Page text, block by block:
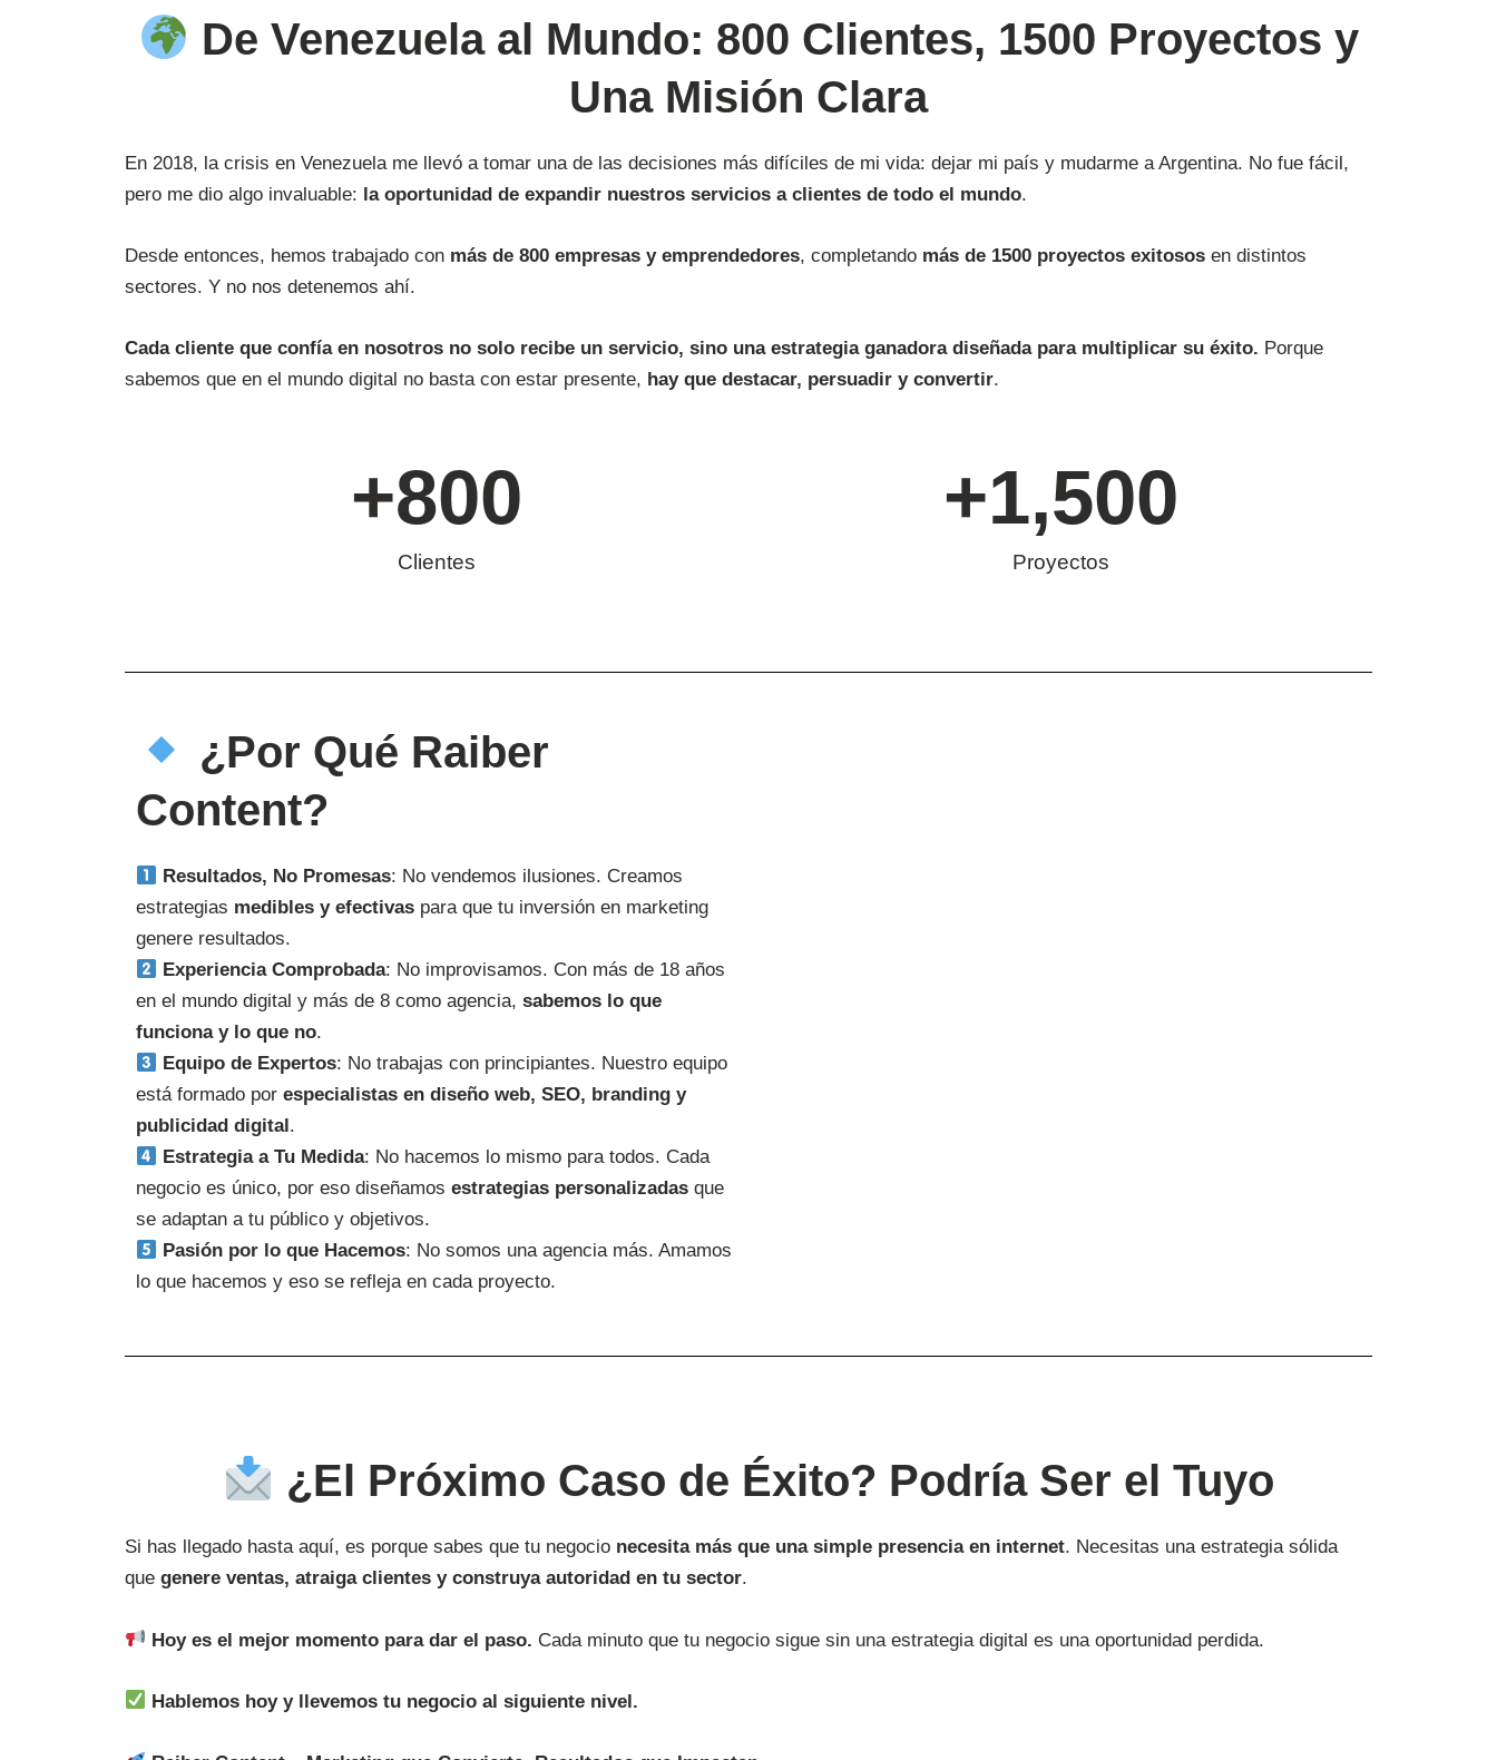
De Venezuela al Mundo: 800 Clientes, 1500 Proyectos y
Una Misión Clara
En 2018, la crisis en Venezuela me llevó a tomar una de las decisiones más difíciles de mi vida: dejar mi país y mudarme a Argentina. No fue fácil,
pero me dio algo invaluable: la oportunidad de expandir nuestros servicios a clientes de todo el mundo.
Desde entonces, hemos trabajado con más de 800 empresas y emprendedores, completando más de 1500 proyectos exitosos en distintos
sectores. Y no nos detenemos ahí.
Cada cliente que confía en nosotros no solo recibe un servicio, sino una estrategia ganadora diseñada para multiplicar su éxito. Porque
sabemos que en el mundo digital no basta con estar presente, hay que destacar, persuadir y convertir.
Clientes
+800
Proyectos
+1,500
¿Por Qué Raiber
Content?
Resultados, No Promesas: No vendemos ilusiones. Creamos
estrategias medibles y efectivas para que tu inversión en marketing
genere resultados.
Experiencia Comprobada: No improvisamos. Con más de 18 años
en el mundo digital y más de 8 como agencia, sabemos lo que
funciona y lo que no.
Equipo de Expertos: No trabajas con principiantes. Nuestro equipo
está formado por especialistas en diseño web, SEO, branding y
publicidad digital.
Estrategia a Tu Medida: No hacemos lo mismo para todos. Cada
negocio es único, por eso diseñamos estrategias personalizadas que
se adaptan a tu público y objetivos.
Pasión por lo que Hacemos: No somos una agencia más. Amamos
lo que hacemos y eso se refleja en cada proyecto.
¿El Próximo Caso de Éxito? Podría Ser el Tuyo
Si has llegado hasta aquí, es porque sabes que tu negocio necesita más que una simple presencia en internet. Necesitas una estrategia sólida
que genere ventas, atraiga clientes y construya autoridad en tu sector.
Hoy es el mejor momento para dar el paso. Cada minuto que tu negocio sigue sin una estrategia digital es una oportunidad perdida.
Hablemos hoy y llevemos tu negocio al siguiente nivel.